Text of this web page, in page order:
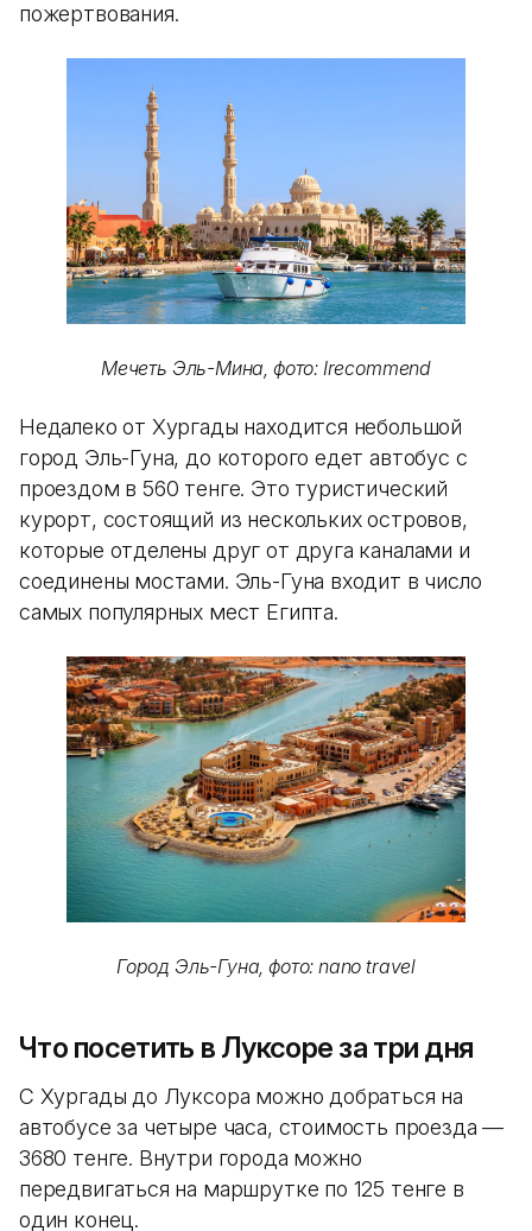
пожертвования.
Мечеть Эль-Мина, фото: Irecommend
Недалеко от Хургады находится небольшой
город Эль-Гуна, до которого едет автобус с
проездом в 560 тенге. Это туристический
курорт, состоящий из нескольких островов,
которые отделены друг от друга каналами и
соединены мостами. Эль-Гуна входит в число
самых популярных мест Египта.
Город Эль-Гуна, фото: nano travel
Что посетить в Луксоре за три дня
С Хургады до Луксора можно добраться на
автобусе за четыре часа, стоимость проезда —
3680 тенге. Внутри города можно
передвигаться на маршрутке по 125 тенге в
один конец.